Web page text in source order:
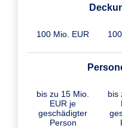
100 Mio. EUR
bis zu 15 Mio.
EUR je
geschädigter
Person
bis